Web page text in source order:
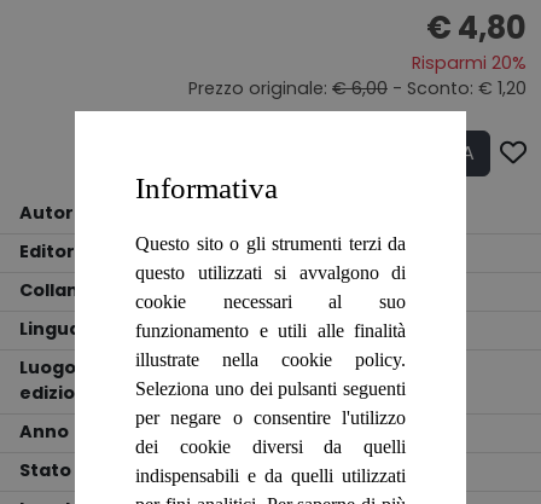
€ 4,80
Risparmi 20%
Prezzo originale: € 6,00 - Sconto: € 1,20
ACQUISTA
Autore
Editore
Editrice Elledici - Torino
Collana
Storie di vita
Lingua
ITALIANO
Luogo
edizione
TREBASELEGHE
Anno
2019
Stato
BUONO
Informativa
Questo sito o gli strumenti terzi da
questo utilizzati si avvalgono di
cookie necessari al suo
funzionamento e utili alle finalità
illustrate nella cookie policy.
Seleziona uno dei pulsanti seguenti
per negare o consentire l'utilizzo
dei cookie diversi da quelli
indispensabili e da quelli utilizzati